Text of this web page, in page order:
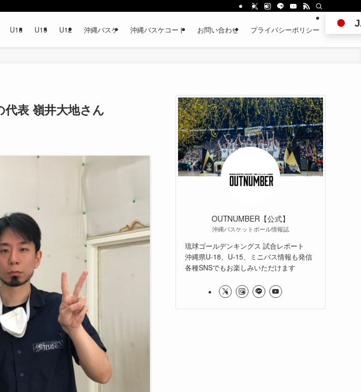
U18 U15 U12 沖縄バスケ 沖縄バスケコート お問い合わせ プライバシーポリシー
表 嶺井大地さん
OUTNUMBER【公式】
沖縄バスケットボール情報誌
琉球ゴールデンキングス 試合レポート
沖縄県U-18、U-15、ミニバス情報も発信
各種SNSでもお楽しみいただけます